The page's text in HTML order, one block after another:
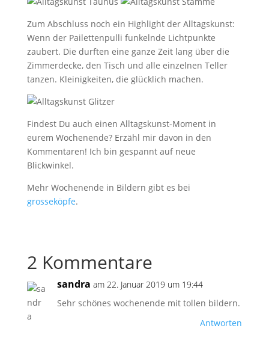
Zum Abschluss noch ein Highlight der Alltagskunst:
Wenn der Pailettenpulli funkelnde Lichtpunkte
zaubert. Die durften eine ganze Zeit lang über die
Zimmerdecke, den Tisch und alle einzelnen Teller
tanzen. Kleinigkeiten, die glücklich machen.
Findest Du auch einen Alltagskunst-Moment in
eurem Wochenende? Erzähl mir davon in den
Kommentaren! Ich bin gespannt auf neue
Blickwinkel.
Mehr Wochenende in Bildern gibt es bei
grosseköpfe.
2 Kommentare
sandra am 22. Januar 2019 um 19:44
Sehr schönes wochenende mit tollen bildern.
Antworten